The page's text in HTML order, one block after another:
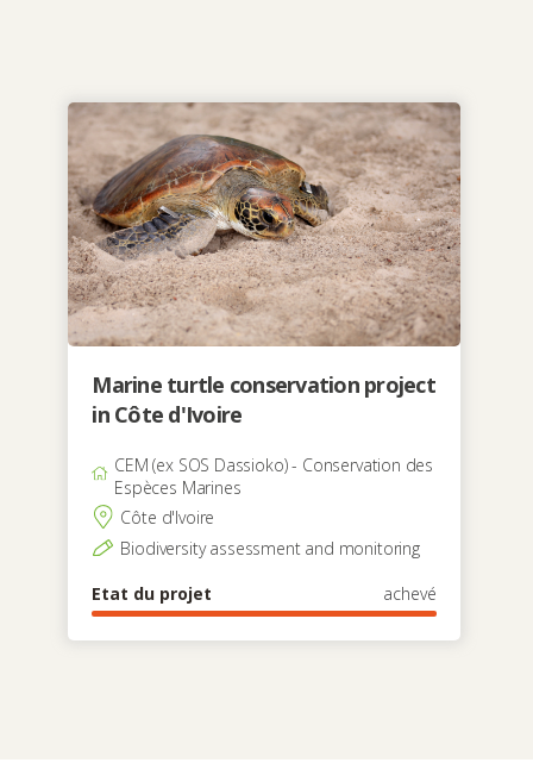
Marine turtle conservation project
in Côte d'Ivoire
CEM (ex SOS Dassioko) - Conservation des
Espèces Marines
Côte d'Ivoire
Biodiversity assessment and monitoring
Etat du projet
achevé